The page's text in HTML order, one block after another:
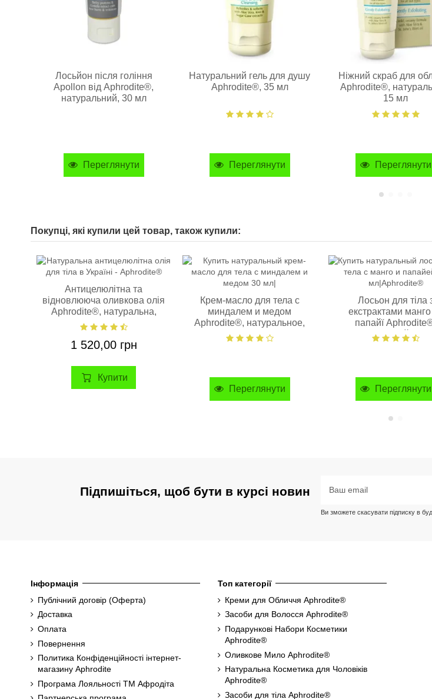
Лосьйон після гоління
Apollon від Aphrodite®,
натуральний, 30 мл
Переглянути
Натуральний гель для душу
Aphrodite®, 35 мл
Переглянути
Ніжний скраб для
Aphrodite®,
15 мл
Переглянути
Покупці, які купили цей товар, також купили:
Антицелюлітна та
вiдновлююча оливкова олія
Aphrodite®, натуральна,
100 мл
1 520,00 грн
Купити
Крем-масло для тела с
миндалем и медом
Aphrodite®, натуральное,
30 мл
Переглянути
Лосьон для тіла
екстрактами манго
папайї
натуральний, 30
Переглянути
Підпишіться, щоб бути в курсі новин
Ви зможете скасувати підписку в
Інформація
Публічний договір (Оферта)
Доставка
Оплата
Повернення
Политика Конфіденційності інтернет-
магазину Aphrodite
Програма Лояльності ТМ Афродіта
Топ категорії
Креми для Обличчя Aphrodite®
Засоби для Волосся Aphrodite®
Подарункові Набори Косметики
Aphrodite®
Оливкове Мило Aphrodite®
Натуральна Косметика для Чоловіків
Aphrodite®
Засоби для тіла Aphrodite®